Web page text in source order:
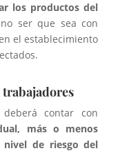
los productos del
ser que sea con
el establecimiento
contar con
más o menos
nivel de riesgo del